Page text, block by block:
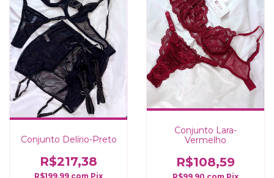
Conjunto Delírio-Preto
R$217,38
R$199,99 com Pix
Conjunto Lara-
Vermelho
R$108,59
R$99,90 com Pix